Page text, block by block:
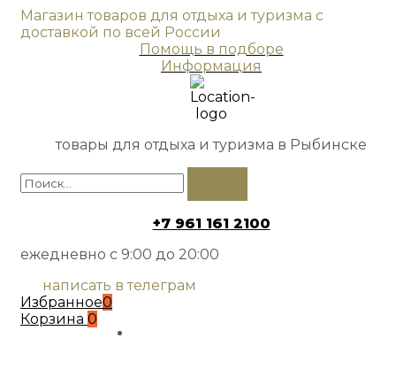
Магазин товаров для отдыха и туризма с
доставкой по всей России
Помощь в подборе
Информация
товары для отдыха и туризма в Рыбинске
+7 961 161 2100
ежедневно с 9:00 до 20:00
написать в телеграм
Избранное0
Корзина 0